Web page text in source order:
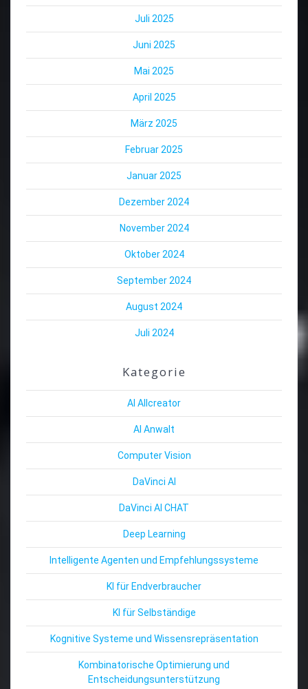
Juli 2025
Juni 2025
Mai 2025
April 2025
März 2025
Februar 2025
Januar 2025
Dezember 2024
November 2024
Oktober 2024
September 2024
August 2024
Juli 2024
Kategorie
AI Allcreator
AI Anwalt
Computer Vision
DaVinci AI
DaVinci AI CHAT
Deep Learning
Intelligente Agenten und Empfehlungssysteme
KI für Endverbraucher
KI für Selbständige
Kognitive Systeme und Wissensrepräsentation
Kombinatorische Optimierung und
Entscheidungsunterstützung